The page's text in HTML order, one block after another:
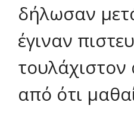
δήλωσαν
έγιναν
από ότι